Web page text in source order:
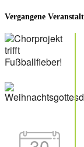
Vergangene